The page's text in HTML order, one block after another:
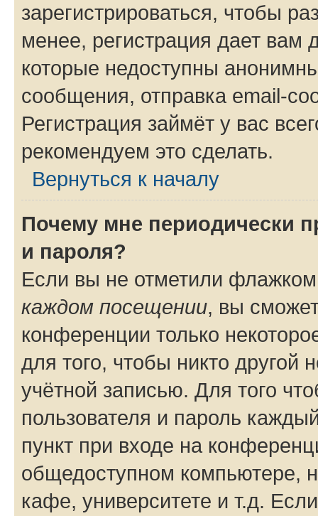
зарегистрироваться, чтобы
менее, регистрация дает вам
которые недоступны
сообщения, отправка email-
Регистрация займёт у вас
рекомендуем это сделать.
Вернуться к началу
Почему мне периодически
и пароля?
Если вы не отметили
каждом посещении, вы
конференции только
для того, чтобы никто другой
учётной записью. Для того
пользователя и пароль
пункт при входе на
общедоступном компьютере,
кафе, университете и т.д.